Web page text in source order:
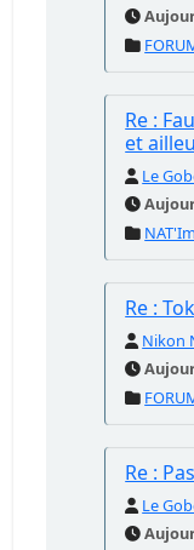
Re :
et
Le
Re :
Nikon
Re :
Le